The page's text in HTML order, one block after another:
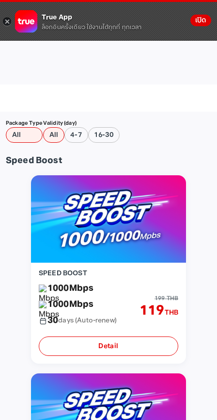
True App
ล็อกอินครั้งเดียว ใช้งานได้ทุกที่ ทุกเวลา
เปิด
Package Type
All
Validity (day)
All 4-7 16-30
Speed Boost
SPEED BOOST
1000 Mbps
1000 Mbps
30days(Auto-renew)
199 THB
119THB
Detail